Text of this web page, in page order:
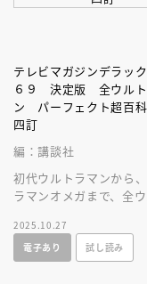
テレビマガジンデラッ
６９ 決定版 全ウルト
ン パーフェクト超百
四訂
編：講談社
初代ウルトラマンから
ラマンオメガまで、全
ラマンの変身、超能力、
を大公開だ。
2025.10.27
電子あり
試し読み